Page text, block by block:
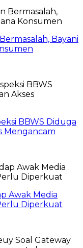
Bayani
BBWS Diduga
Mengancam
Awak Media
Diperkuat